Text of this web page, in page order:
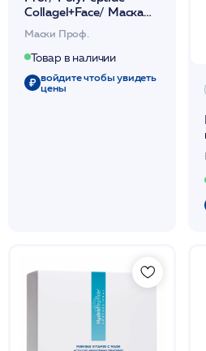
Collagel+Face/ Маска
гидрогел. с
ин.уп)12шт /HP
Маски Проф.
Товар в наличии
войдите чтобы увидеть
цены